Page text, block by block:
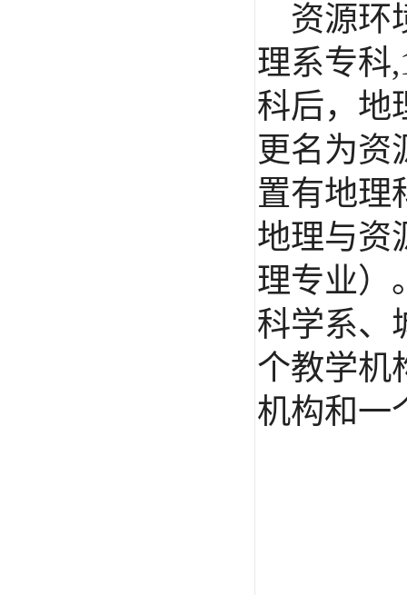
资源环
理系专科
科后，地
更名为资
置有地理
地理与资
理专业）
科学系、
个教学机
机构和一